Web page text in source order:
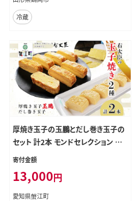
冷蔵
厚焼き玉子の玉鵬とだし巻き玉子の
セット 計2本 モンドセレクション 卵
職人 手作り だし 柳橋市場 和食 洋
臣 送料無料 愛知県 蟹江町
寄付金額
13,000円
愛知県蟹江町